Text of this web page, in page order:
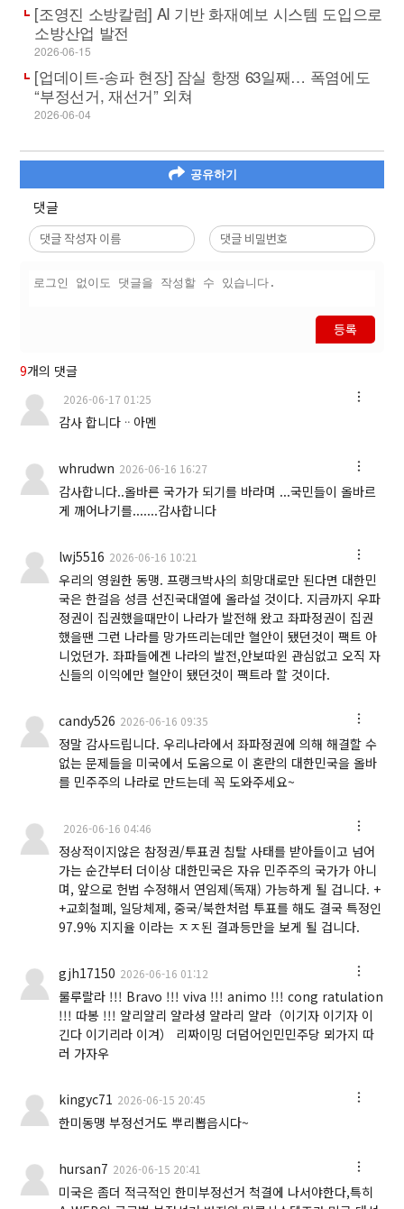
[조영진 소방칼럼] AI 기반 화재예보 시스템 도입으로
소방산업 발전
2026-06-15
[업데이트-송파 현장] 잠실 항쟁 63일째… 폭염에도
“부정선거, 재선거” 외쳐
2026-06-04
공유하기
댓글
등록
9개의 댓글
2026-06-17 01:25
감사 합니다ᆢ아멘
whrudwn 2026-06-16 16:27
감사합니다..올바른 국가가 되기를 바라며 ...국민들이 올바르
게 깨어나기를.......감사합니다
lwj5516 2026-06-16 10:21
우리의 영원한 동맹. 프랭크박사의 희망대로만 된다면 대한민
국은 한걸음 성큼 선진국대열에 올라설 것이다. 지금까지 우파
정권이 집권했을때만이 나라가 발전해 왔고 좌파정권이 집권
했을땐 그런 나라를 망가뜨리는데만 혈안이 됐던것이 팩트 아
니었던가. 좌파들에겐 나라의 발전,안보따윈 관심없고 오직 자
신들의 이익에만 혈안이 됐던것이 팩트라 할 것이다.
candy526 2026-06-16 09:35
정말 감사드립니다. 우리나라에서 좌파정권에 의해 해결할 수
없는 문제들을 미국에서 도움으로 이 혼란의 대한민국을 올바
를 민주주의 나라로 만드는데 꼭 도와주세요~
2026-06-16 04:46
정상적이지않은 참정권/투표권 침탈 사태를 받아들이고 넘어
가는 순간부터 더이상 대한민국은 자유 민주주의 국가가 아니
며, 앞으로 헌법 수정해서 연임제(독재) 가능하게 될 겁니다. +
+교회철폐, 일당체제, 중국/북한처럼 투표를 해도 결국 특정인
97.9% 지지율 이라는 ㅈㅈ된 결과등만을 보게 될 겁니다.
gjh17150 2026-06-16 01:12
룰루랄라 !!! Bravo !!! viva !!! animo !!! cong ratulation
!!! 따봉 !!! 얄리얄리 얄라셩 얄라리 얄라（이기자 이기자 이
긴다 이기리라 이겨） 리짜이밍 더덤어인민민주당 뫼가지 따
러 가자우
kingyc71 2026-06-15 20:45
한미동맹 부정선거도 뿌리뽑읍시다~
hursan7 2026-06-15 20:41
미국은 좀더 적극적인 한미부정선거 척결에 나서야한다,특히